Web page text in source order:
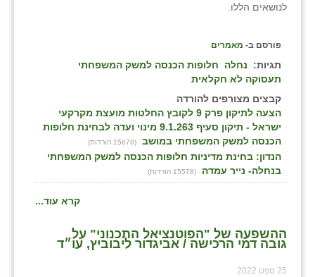
לנושאים הללו.
פורסם ב- מאמרים
תגיות: נחלה
חלופות הכנסה למשק המשפחתי
תעסוקה לא חקלאית
קבצים מצורפים להורדה
הצעה לתיקון פרק 9 לקובץ החלטות מועצת מקרקעי
ישראל - תיקון סעיף 9.1.263 מינוי ועדה לבחינת חלופות
הכנסה למשק המשפחתי במושב
(15678 הורדות)
הנדון: בחינת מדיניות חלופות הכנסה למשק המשפחתי
בנחלה- נייר עמדה
(15578 הורדות)
קרא עוד...
ההשפעה של "הפוטנציאל התכנוני" על
גובה דמי הרכישה / אביגדור ליבוביץ, עו״ד
25 ספט 2022